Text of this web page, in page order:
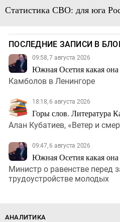
Статистика СВО: для юга
ПОСЛЕДНИЕ ЗАПИСИ В
09:58, 7 августа 2026
Южная Осетия какая
Камболов в Ленингоре
18:18, 6 августа 2026
Горы слов. Литература
Алан Кубатиев, «Ветер и
09:47, 6 августа 2026
Южная Осетия какая
Министр о равенстве перед
трудоустройстве молодых
АНАЛИТИКА